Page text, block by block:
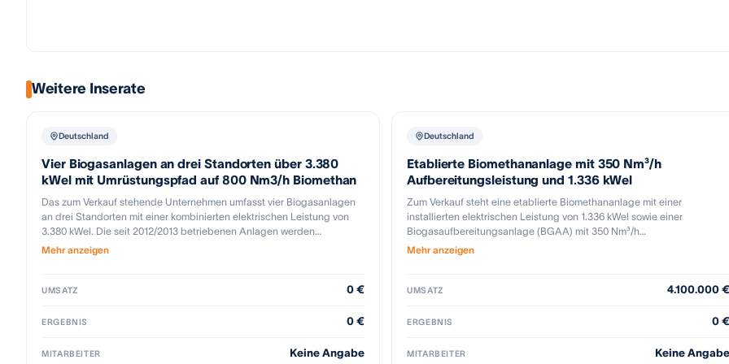
Weitere Inserate
Deutschland
Vier Biogasanlagen an drei Standorten über 3.380
kWel mit Umrüstungspfad auf 800 Nm3/h Biomethan
Das zum Verkauf stehende Unternehmen umfasst vier Biogasanlagen
an drei Standorten mit einer kombinierten elektrischen Leistung von
3.380 kWel. Die seit 2012/2013 betriebenen Anlagen werden
regelmäßig gewartet und befinden sich in einem guten technischen
abgesicherte operative Grundlage.
Mehr anzeigen
UMSATZ 0 €
ERGEBNIS 0 €
MITARBEITER Keine Angabe
Deutschland
Etablierte Biomethananlage mit 350 Nm³/h
Aufbereitungsleistung und 1.336 kWel
Zum Verkauf steht eine etablierte Biomethananlage mit einer
installierten elektrischen Leistung von 1.336 kWel sowie einer
Biogasaufbereitungsanlage (BGAA) mit 350 Nm³/h
Einspeisekapazität. Die Anlage ist seit 2011/12 in Betrieb, wurde
Eigentümer wurden rund 4,3 Mio. € in die Sanierung investiert, sodass
Maßnahmen derzeit nicht geplant sind. Ergänzt wird der Standort
Fahrweise erlaubt die gezielte Steuerung zwischen EEG-vergüteter
Mehr anzeigen
UMSATZ 4.100.000 €
ERGEBNIS 0 €
MITARBEITER Keine Angabe